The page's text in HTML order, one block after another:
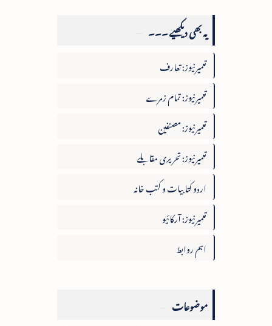
یہ بھی دیکھیے ۔۔۔
تعمیرنیوز: تعارف
تعمیرنیوز: تمام زمرے
تعمیرنیوز: مصنفین
تعمیرنیوز: تحریری مقابلے
اردو کتابیات و کتب خانہ
تعمیرنیوز: آرکائیو
اہم روابط
موضوعات